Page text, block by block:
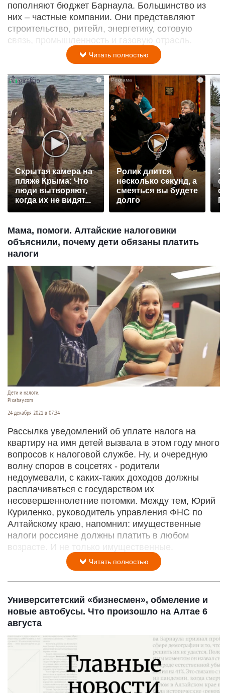
пополняют бюджет Барнаула. Большинство из
них – частные компании. Они представляют
строительство, ритейл, энергетику, сотовую
связь, промышленность и газовую отрасль.
Читать полностью
i
Скрытая камера на
пляже Крыма: Что
люди вытворяют,
когда их не видят...
i
Ролик длится
несколько секунд, а
смеяться вы будете
долго
Мама, помоги. Алтайские налоговики
объяснили, почему дети обязаны платить
налоги
Дети и налоги.
Pixabay.com
24 декабря 2021 в 07:34
Рассылка уведомлений об уплате налога на
квартиру на имя детей вызвала в этом году много
вопросов к налоговой службе. Ну, и очередную
волну споров в соцсетях - родители
недоумевали, с каких-таких доходов должны
расплачиваться с государством их
несовершеннолетние потомки. Между тем, Юрий
Куриленко, руководитель управления ФНС по
Алтайскому краю, напомнил: имущественные
налоги россияне должны платить в любом
возрасте. И не только имущественные.
Читать полностью
Университетский «бизнесмен», обмеление и
новые автобусы. Что произошло на Алтае 6
августа